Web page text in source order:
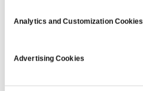
Analytics and Customization Cookies
Advertising Cookies